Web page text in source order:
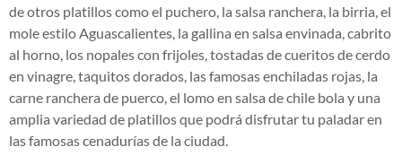
de otros platillos como el puchero, la salsa ranchera, la birria, el
mole estilo Aguascalientes, la gallina en salsa envinada, cabrito
al horno, los nopales con frijoles, tostadas de cueritos de cerdo
en vinagre, taquitos dorados, las famosas enchiladas rojas, la
carne ranchera de puerco, el lomo en salsa de chile bola y una
amplia variedad de platillos que podrá disfrutar tu paladar en
las famosas cenadurías de la ciudad.